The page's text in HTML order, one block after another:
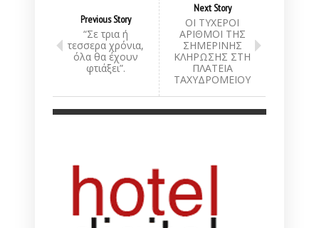
Previous Story
“Σε τρια ή
τεσσερα χρόνια,
όλα θα έχουν
φτιάξει”.
Next Story
ΟΙ ΤΥΧΕΡΟΙ
ΑΡΙΘΜΟΙ ΤΗΣ
ΣΗΜΕΡΙΝΗΣ
ΚΛΗΡΩΣΗΣ ΣΤΗ
ΠΛΑΤΕΙΑ
ΤΑΧΥΔΡΟΜΕΙΟΥ